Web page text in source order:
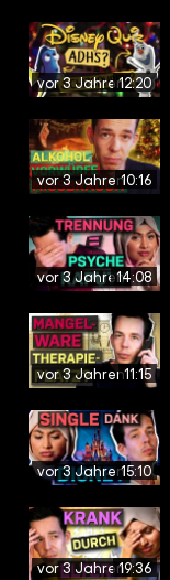
vor 3 Jahren12:20
vor 3 Jahren10:16
vor 3 Jahren14:08
vor 3 Jahren11:15
vor 3 Jahren15:10
vor 3 Jahren19:36